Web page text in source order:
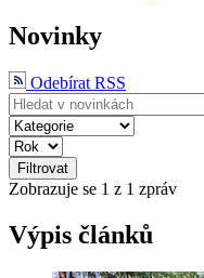
Novinky
Odebírat RSS
Filtrovat
Zobrazuje se 1 z 1 zpráv
Výpis článků